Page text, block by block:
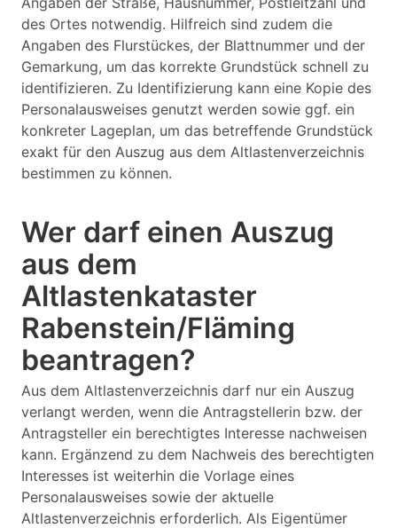
des Ortes notwendig. Hilfreich sind zudem die
Angaben des Flurstückes, der Blattnummer und der
Gemarkung, um das korrekte Grundstück schnell zu
identifizieren. Zu Identifizierung kann eine Kopie des
Personalausweises genutzt werden sowie ggf. ein
konkreter Lageplan, um das betreffende Grundstück
exakt für den Auszug aus dem Altlastenverzeichnis
bestimmen zu können.
Wer darf einen Auszug
aus dem
Altlastenkataster
Rabenstein/Fläming
beantragen?
Aus dem Altlastenverzeichnis darf nur ein Auszug
verlangt werden, wenn die Antragstellerin bzw. der
Antragsteller ein berechtigtes Interesse nachweisen
kann. Ergänzend zu dem Nachweis des berechtigten
Interesses ist weiterhin die Vorlage eines
Personalausweises sowie der aktuelle
Altlastenverzeichnis erforderlich. Als Eigentümer